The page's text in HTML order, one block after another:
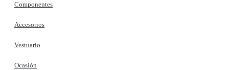
Componentes
Accesorios
Vestuario
Ocasión